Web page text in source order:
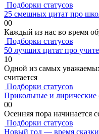
Подборки статусов
25 смешных цитат про
00
Каждый из нас во время
Подборки статусов
50 лучших цитат про
10
Одной из самых
считается
Подборки статусов
Прикольные и лирические
00
Осенняя пора начинается
Подборки статусов
Новый год — время